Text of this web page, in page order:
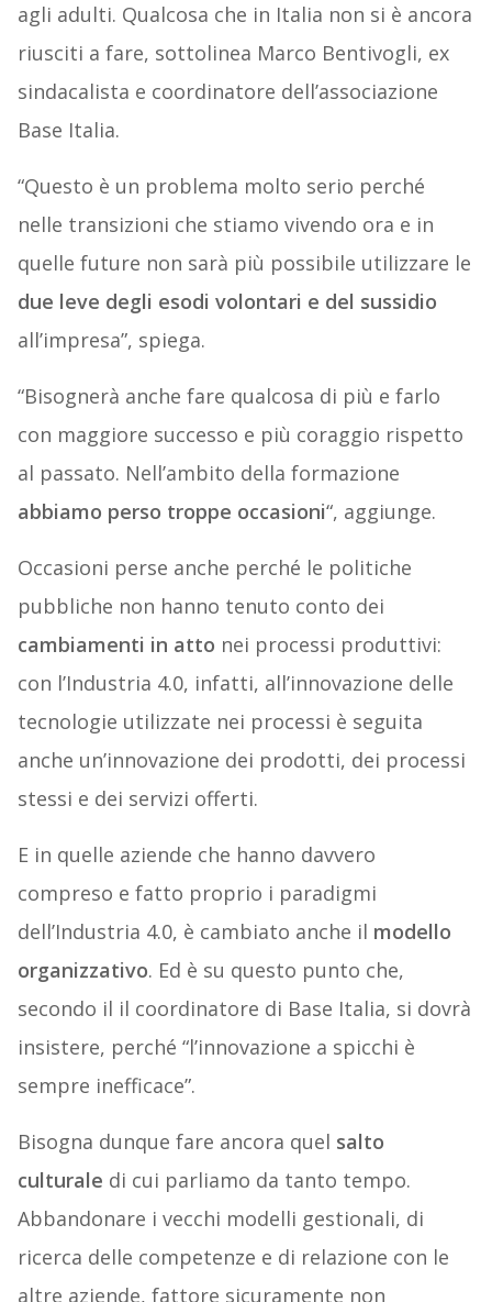
agli adulti. Qualcosa che in Italia non si è ancora
riusciti a fare, sottolinea Marco Bentivogli, ex
sindacalista e coordinatore dell’associazione
Base Italia.
“Questo è un problema molto serio perché
nelle transizioni che stiamo vivendo ora e in
quelle future non sarà più possibile utilizzare le
due leve degli esodi volontari e del sussidio
all’impresa”, spiega.
“Bisognerà anche fare qualcosa di più e farlo
con maggiore successo e più coraggio rispetto
al passato. Nell’ambito della formazione
abbiamo perso troppe occasioni“, aggiunge.
Occasioni perse anche perché le politiche
pubbliche non hanno tenuto conto dei
cambiamenti in atto nei processi produttivi:
con l’Industria 4.0, infatti, all’innovazione delle
tecnologie utilizzate nei processi è seguita
anche un’innovazione dei prodotti, dei processi
stessi e dei servizi offerti.
E in quelle aziende che hanno davvero
compreso e fatto proprio i paradigmi
dell’Industria 4.0, è cambiato anche il modello
organizzativo. Ed è su questo punto che,
secondo il il coordinatore di Base Italia, si dovrà
insistere, perché “l’innovazione a spicchi è
sempre inefficace”.
Bisogna dunque fare ancora quel salto
culturale di cui parliamo da tanto tempo.
Abbandonare i vecchi modelli gestionali, di
ricerca delle competenze e di relazione con le
altre aziende, fattore sicuramente non